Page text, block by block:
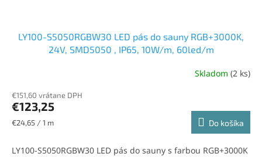
LY100-S5050RGBW30 LED pás do sauny RGB+3000K,
24V, SMD5050 , IP65, 10W/m, 60led/m
Skladom (2 ks)
€151,60 vrátane DPH
€123,25
Jednotková
€24,65 / 1 m Do košíka
LY100-S5050RGBW30 LED pás do sauny s farbou RGB+3000K